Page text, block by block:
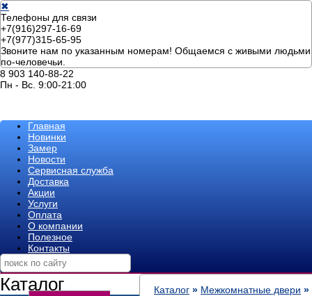
✖
Телефоны для связи
+7(916)297-16-69
+7(977)315-65-95
Звоните нам по указанным номерам! Общаемся с живыми людьми
по-человечьи.
8 903 140-88-22
Пн - Вс. 9:00-21:00
Главная
Новинки
Замер
Новости
Сервисная служба
Доставка
Акции
Услуги
Оплата
О компании
Полезное
Контакты
Каталог Каталог » Межкомнатные двери »